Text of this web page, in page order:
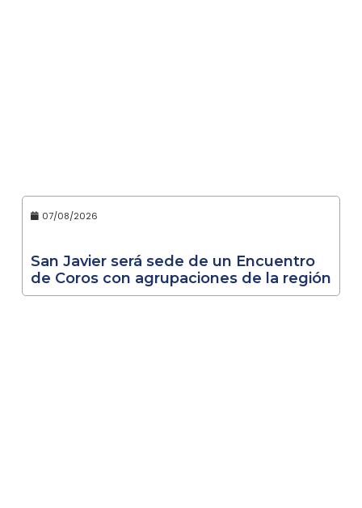
07/08/2026
San Javier será sede de un Encuentro
de Coros con agrupaciones de la región